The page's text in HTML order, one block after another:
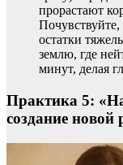
прорастают
остатки
землю, где
минут, делая
Практика 5:
создание новой